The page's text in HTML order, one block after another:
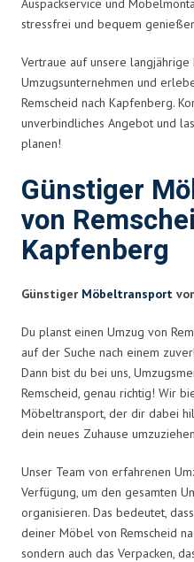
Auspackservice und
stressfrei und bequem
Vertraue auf unsere langjährige
Umzugsunternehmen und
Remscheid nach Kapfenberg.
unverbindliches Angebot und
planen!
Günstiger
von
Kapfenberg
Günstiger Möbeltransport
Du planst einen Umzug von
auf der Suche nach einem
Dann bist du bei uns,
Remscheid, genau richtig! Wir
Möbeltransport, der dir dabei
dein neues Zuhause
Unser Team von erfahrenen
Verfügung, um den gesamten
organisieren. Das bedeutet,
deiner Möbel von Remscheid
sondern auch das Verpacken,